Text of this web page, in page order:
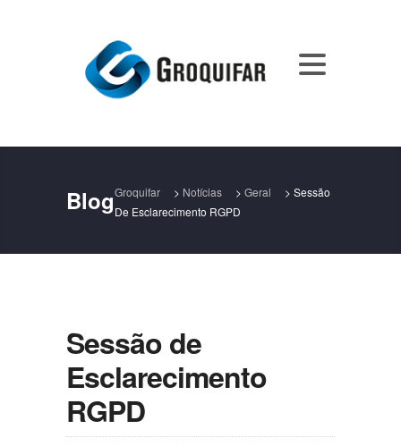
BlogGroquifar > Notícias > Geral > Sessão
De Esclarecimento RGPD
Sessão de
Esclarecimento
RGPD